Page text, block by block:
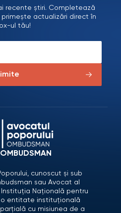
recente știri. Completează
actualizări direct în
ul tău!
OMBUDSMAN
cunoscut și sub
sau Avocat al
Instituția Națională pentru
o entitate instituțională
cu misiunea de a